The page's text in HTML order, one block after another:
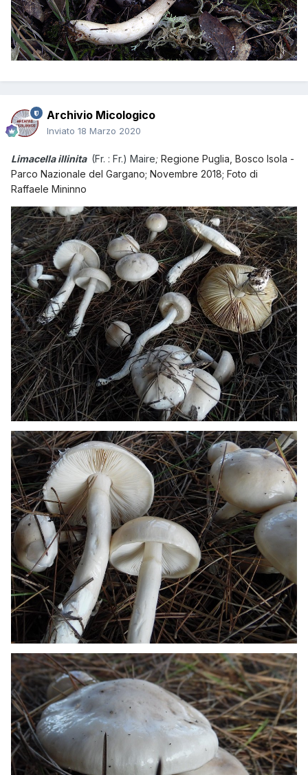
Archivio Micologico
Inviato 18 Marzo 2020
Limacella illinita (Fr. : Fr.) Maire; Regione Puglia, Bosco Isola -
Parco Nazionale del Gargano; Novembre 2018; Foto di
Raffaele Mininno